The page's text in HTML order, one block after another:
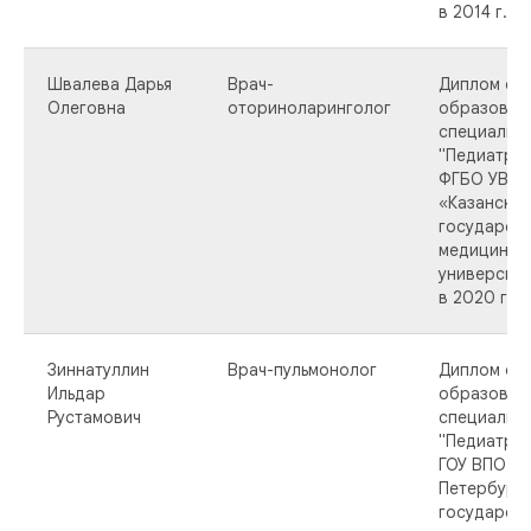
в 2014 г.
Швалева Дарья
Олеговна
Врач-
оториноларинголог
Диплом о
ФГБО УВО
«Казанский
в 2020 г.
Зиннатуллин
Ильдар
Рустамович
Врач-пульмонолог
Диплом о
ГОУ ВПО